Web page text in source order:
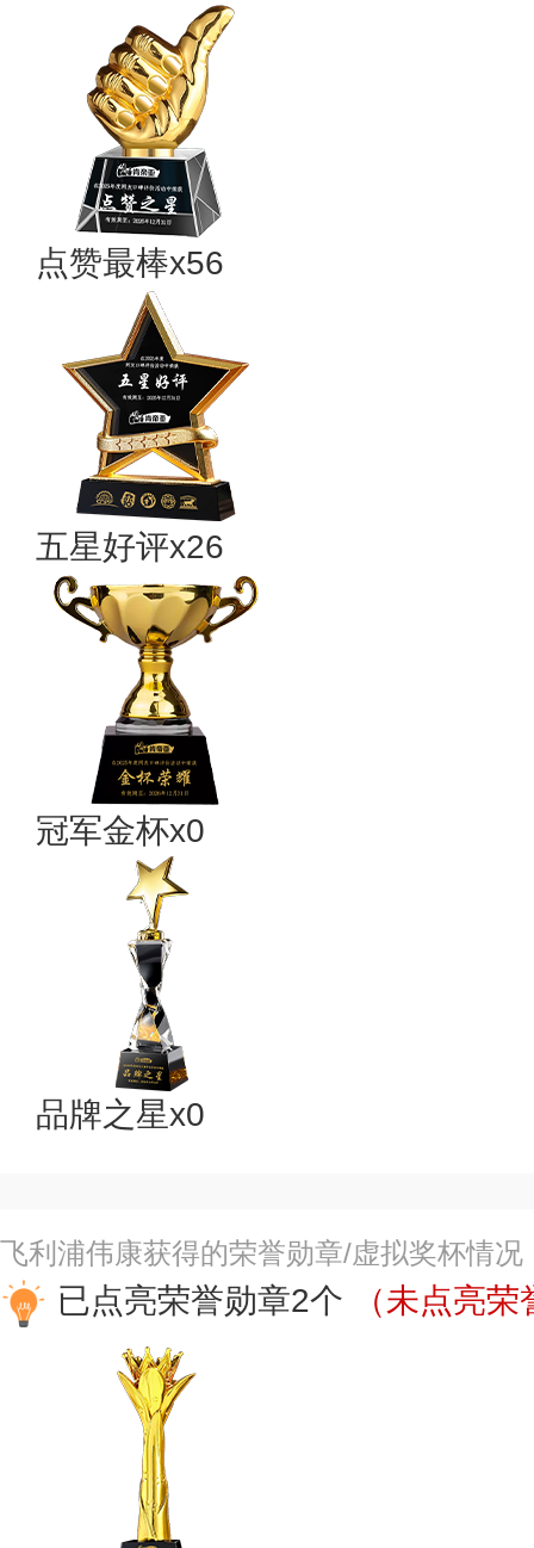
点赞最棒x56
五星好评x26
冠军金杯x0
品牌之星x0
飞利浦伟康获得的荣誉勋章/虚拟奖杯情况
已点亮荣誉勋章2个 （未点亮